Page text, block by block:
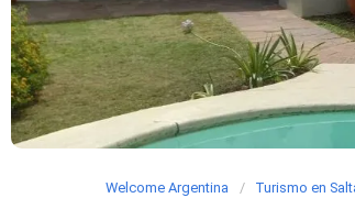
Welcome Argentina Turismo en